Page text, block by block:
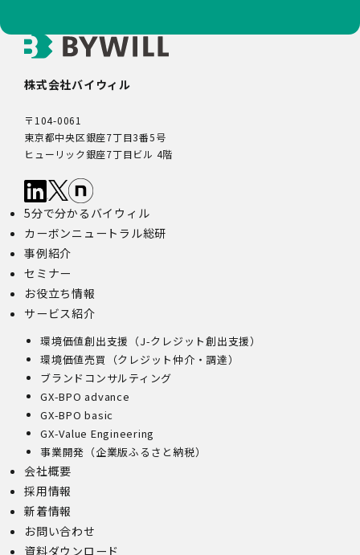
株式会社バイウィル
〒104-0061
東京都中央区銀座7丁目3番5号
ヒューリック銀座7丁目ビル 4階
5分で分かるバイウィル
カーボンニュートラル総研
事例紹介
セミナー
お役立ち情報
サービス紹介
環境価値創出支援（J-クレジット創出支援）
環境価値売買（クレジット仲介・調達）
ブランドコンサルティング
GX-BPO advance
GX-BPO basic
GX-Value Engineering
事業開発（企業版ふるさと納税）
会社概要
採用情報
新着情報
お問い合わせ
資料ダウンロード